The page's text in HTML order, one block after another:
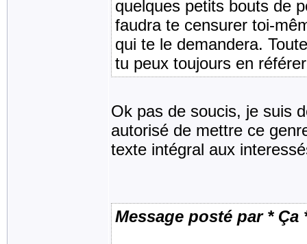
quelques petits bouts de
faudra te censurer toi-
qui te le demandera.
tu peux toujours en
Ok pas de soucis, je suis
autorisé de mettre ce
texte intégral aux
Message posté par * Ça